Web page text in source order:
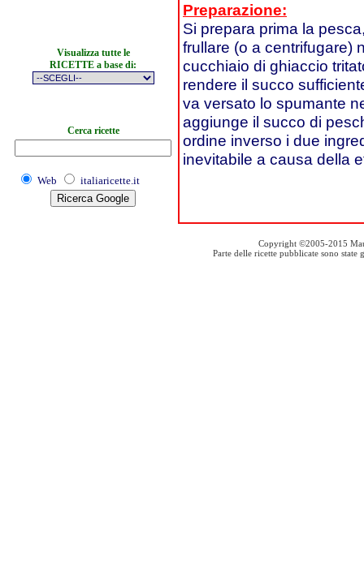
Visualizza tutte le
RICETTE a base di:
Cerca ricette
Web italiaricette.it
Preparazione:
Si prepara prima la
frullare (o a centrifugare)
cucchiaio di ghiaccio
rendere il succo
va versato lo spumante
aggiunge il succo di
ordine inverso i due
inevitabile a causa della
Copyright ©2005-2015
Parte delle ricette pubblicate sono state